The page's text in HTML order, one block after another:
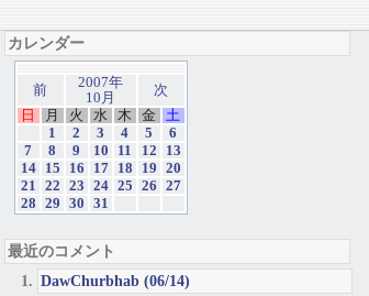
カレンダー
前
2007年
10月
次
日
月 火 水 木 金
土
1
2 3 4 5
6
7
8 9 10 11 12
13
14
15 16 17 18 19
20
21
22 23 24 25 26
27
28
29 30 31
最近のコメント
DawChurbhab (06/14)